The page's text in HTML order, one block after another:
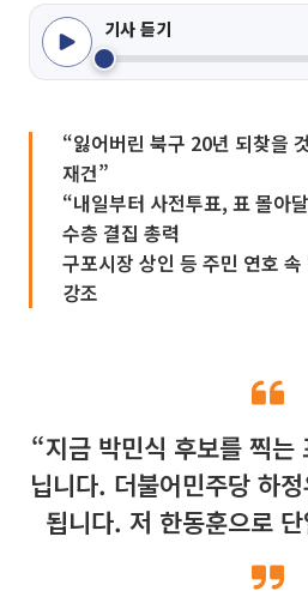
기사 듣기
“잃어버린 북구 20년 되찾을
재건”
“내일부터 사전투표, 표 몰아
수층 결집 총력
구포시장 상인 등 주민 연호 속
강조
“지금 박민식 후보를 찍는
닙니다. 더불어민주당 하
됩니다. 저 한동훈으로